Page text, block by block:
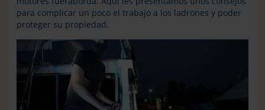
para complicar un poco el trabajo a los ladrones y poder
proteger su propiedad.